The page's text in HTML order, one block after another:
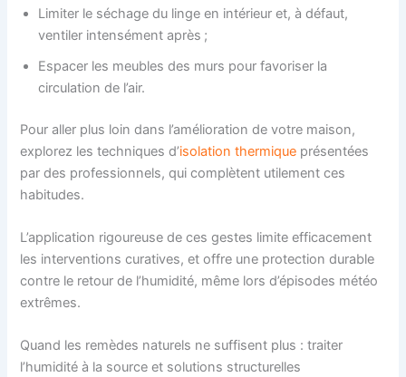
Limiter le séchage du linge en intérieur et, à défaut,
ventiler intensément après ;
Espacer les meubles des murs pour favoriser la
circulation de l’air.
Pour aller plus loin dans l’amélioration de votre maison,
explorez les techniques d’isolation thermique présentées
par des professionnels, qui complètent utilement ces
habitudes.
L’application rigoureuse de ces gestes limite efficacement
les interventions curatives, et offre une protection durable
contre le retour de l’humidité, même lors d’épisodes météo
extrêmes.
Quand les remèdes naturels ne suffisent plus : traiter
l’humidité à la source et solutions structurelles